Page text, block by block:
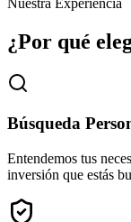
24000m²
¿Por qué
Búsqueda
Entendemos tus
inversión que estás